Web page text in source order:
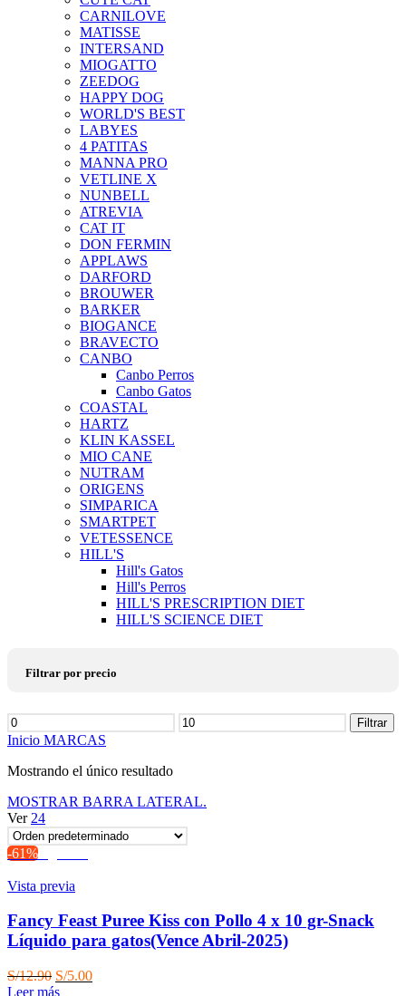
CARNILOVE
MATISSE
INTERSAND
MIOGATTO
ZEEDOG
HAPPY DOG
WORLD'S BEST
LABYES
4 PATITAS
MANNA PRO
VETLINE X
NUNBELL
ATREVIA
CAT IT
DON FERMIN
APPLAWS
DARFORD
BROUWER
BARKER
BIOGANCE
BRAVECTO
CANBO
Canbo Perros
Canbo Gatos
COASTAL
HARTZ
KLIN KASSEL
MIO CANE
NUTRAM
ORIGENS
SIMPARICA
SMARTPET
VETESSENCE
HILL'S
Hill's Gatos
Hill's Perros
HILL'S PRESCRIPTION DIET
HILL'S SCIENCE DIET
Filtrar por precio
Precio
mínimo
Precio
Filtrar
Inicio MARCAS
Mostrando el único resultado
MOSTRAR BARRA LATERAL.
Ver 24
-61%
Vista previa
Fancy Feast Puree Kiss con Pollo 4 x 10 gr-Snack
Líquido para gatos(Vence Abril-2025)
S/12.90 El
precio
S/5.00El
Leer más